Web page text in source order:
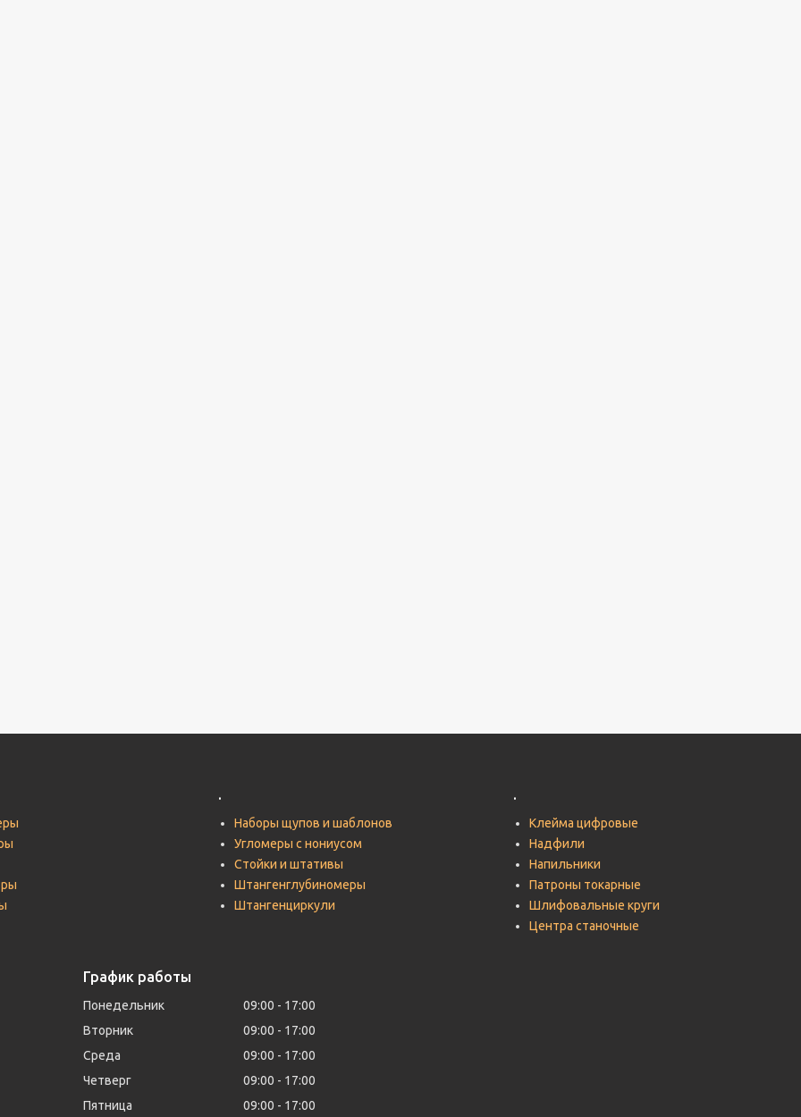
.
Наборы щупов и шаблонов
Угломеры с нониусом
Стойки и штативы
Штангенглубиномеры
Штангенциркули
.
Клейма цифровые
Надфили
Напильники
Патроны токарные
Шлифовальные круги
Центра станочные
График работы
Понедельник 09:00
17:00
Вторник
09:00
17:00
Среда
09:00
17:00
Четверг
09:00
17:00
Пятница
09:00 17:00